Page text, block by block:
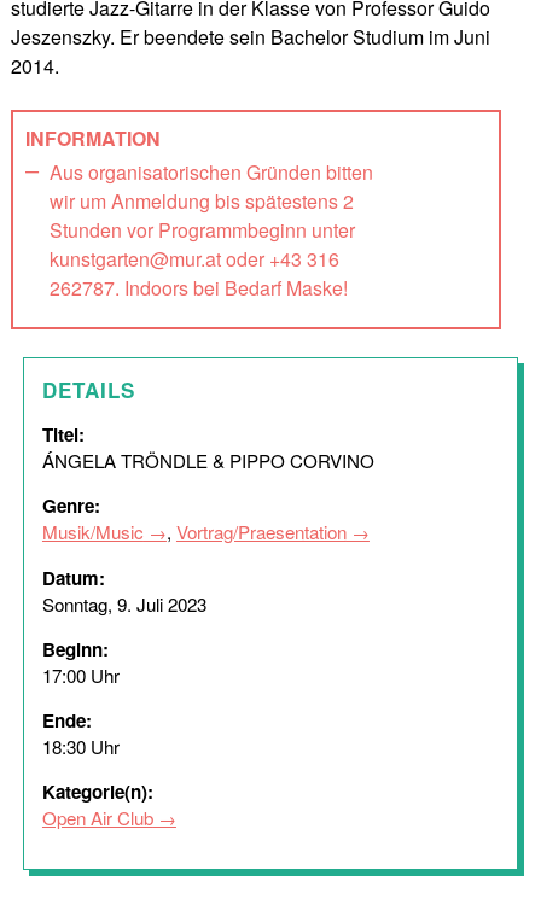
studierte Jazz-Gitarre in der Klasse von Professor Guido
Jeszenszky. Er beendete sein Bachelor Studium im Juni
2014.
INFORMATION
Aus organisatorischen Gründen bitten
wir um Anmeldung bis spätestens 2
Stunden vor Programmbeginn unter
kunstgarten@mur.at oder +43 316
262787. Indoors bei Bedarf Maske!
DETAILS
Titel:
ÁNGELA TRÖNDLE & PIPPO CORVINO
Genre:
Musik/Music , Vortrag/Praesentation
Datum:
Sonntag, 9. Juli 2023
Beginn:
17:00 Uhr
Ende:
18:30 Uhr
Kategorie(n):
Open Air Club